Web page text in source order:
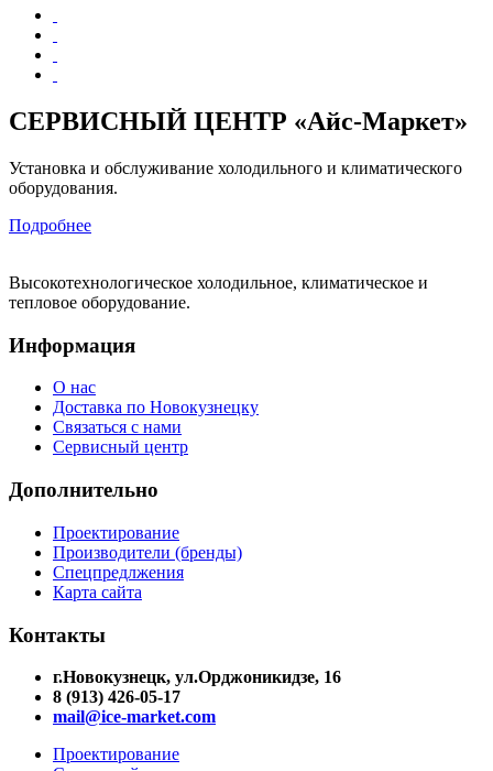
СЕРВИСНЫЙ ЦЕНТР «Айс-Маркет»
Установка и обслуживание холодильного и климатического
оборудования.
Подробнее
Высокотехнологическое холодильное, климатическое и
тепловое оборудование.
Информация
О нас
Доставка по Новокузнецку
Связаться с нами
Сервисный центр
Дополнительно
Проектирование
Производители (бренды)
Спецпредлжения
Карта сайта
Контакты
г.Новокузнецк, ул.Орджоникидзе, 16
8 (913) 426-05-17
mail@ice-market.com
Проектирование